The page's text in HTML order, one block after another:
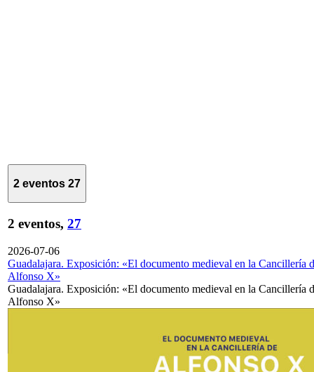
2 eventos 27
2 eventos, 27
2026-07-06
Guadalajara. Exposición: «El documento medieval en la Cancillería
Alfonso X»
Guadalajara. Exposición: «El documento medieval en la Cancillería
Alfonso X»